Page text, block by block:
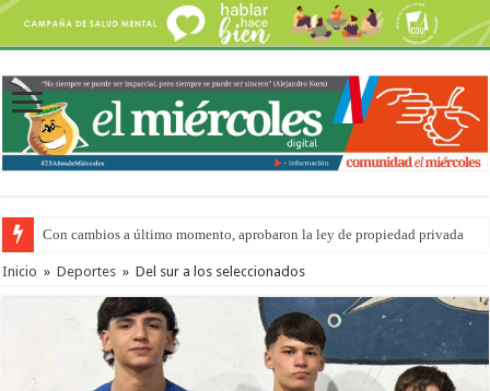
Con cambios a último momento, aprobaron la ley de propiedad privada
Adopción en Entre Ríos: el 35% de los 90 niños, niñas y adolescentes que
Inicio » Deportes » Del sur a los seleccionados